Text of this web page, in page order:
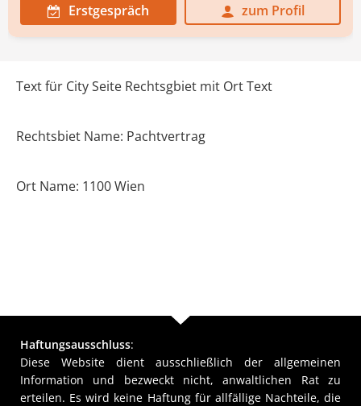
Erstgespräch zum Profil
Text für City Seite Rechtsgbiet mit Ort Text
Rechtsbiet Name: Pachtvertrag
Ort Name: 1100 Wien
Haftungsausschluss:
Diese Website dient ausschließlich der allgemeinen
Information und bezweckt nicht, anwaltlichen Rat zu
erteilen. Es wird keine Haftung für allfällige Nachteile, die